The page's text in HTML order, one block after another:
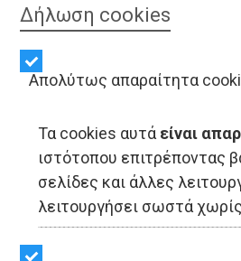
Δήλωση cookies
Απολύτως απαραίτητα
Τα cookies αυτά είναι
ιστότοπου επιτρέποντας
σελίδες και άλλες
λειτουργήσει σωστά
ΕΙΔΗΣΕΙΣ